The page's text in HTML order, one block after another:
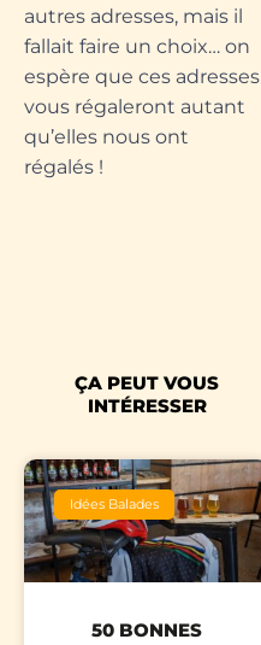
autres adresses, mais il
fallait faire un choix… on
espère que ces adresses
vous régaleront autant
qu’elles nous ont
régalés !
ÇA PEUT VOUS
INTÉRESSER
Idées Balades
50 BONNES